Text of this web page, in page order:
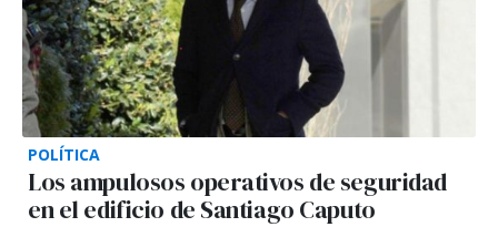
POLÍTICA
Los ampulosos operativos de seguridad
en el edificio de Santiago Caputo